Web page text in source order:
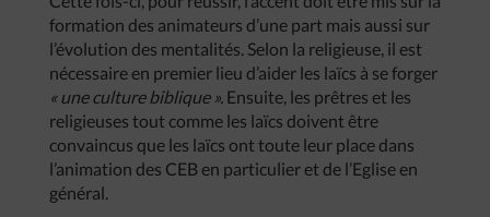
formation des animateurs d’une part mais aussi sur
l’évolution des mentalités. Selon la religieuse, il est
nécessaire en premier lieu d’aider les laïcs à se forger
« une culture biblique ». Ensuite, les prêtres et les
religieuses tout comme les laïcs doivent être
convaincus que les laïcs ont toute leur place dans
l’animation des CEB en particulier et de l’Eglise en
général.